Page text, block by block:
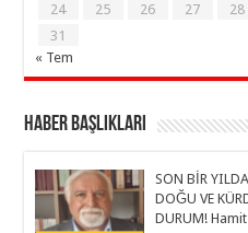
24
25 26 27 28
31
« Tem
Haber Başlıkları
SON BİR
DOĞU VE
DURUM!